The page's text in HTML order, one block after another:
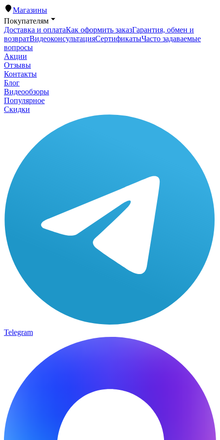
Магазины
Покупателям
Доставка и оплатаКак оформить заказГарантия, обмен и
возвратВидеоконсультацияСертификатыЧасто задаваемые
вопросы
Акции
Отзывы
Контакты
Блог
Видеообзоры
Популярное
Скидки
Telegram